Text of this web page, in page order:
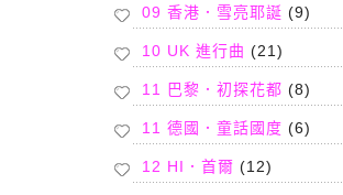
09 香港．雪亮耶誕 (9)
10 UK 進行曲 (21)
11 巴黎．初探花都 (8)
11 德國．童話國度 (6)
12 HI．首爾 (12)